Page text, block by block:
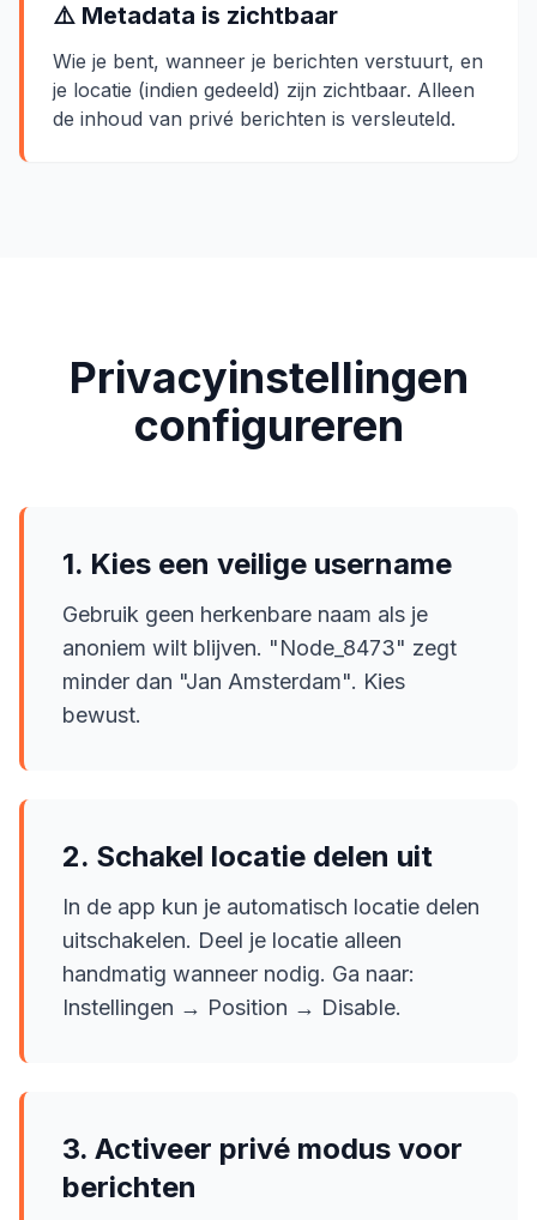
⚠️ Metadata is zichtbaar
Wie je bent, wanneer je berichten verstuurt, en
je locatie (indien gedeeld) zijn zichtbaar. Alleen
de inhoud van privé berichten is versleuteld.
Privacyinstellingen
configureren
1. Kies een veilige username
Gebruik geen herkenbare naam als je
anoniem wilt blijven. "Node_8473" zegt
minder dan "Jan Amsterdam". Kies
bewust.
2. Schakel locatie delen uit
In de app kun je automatisch locatie delen
uitschakelen. Deel je locatie alleen
handmatig wanneer nodig. Ga naar:
Instellingen → Position → Disable.
3. Activeer privé modus voor
berichten